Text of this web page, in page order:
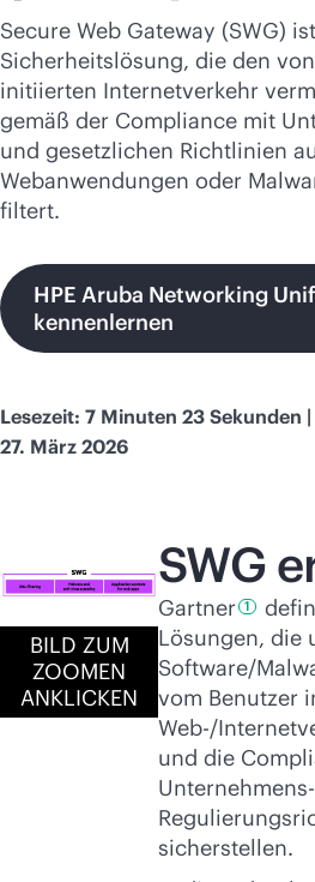
Secure Web Gateway (SWG)
Sicherheitslösung, die den
initiierten Internetverkehr
gemäß der Compliance mit
und gesetzlichen Richtlinien
Webanwendungen oder
filtert.
HPE Aruba Networking
kennenlernen
Lesezeit: 7 Minuten 23 Sekunden
27. März 2026
BILD ZUM
ZOOMEN
ANKLICKEN
SWG
Gartner 1
Lösungen, die
Software/
vom Benutzer
Web-/
und die
sicherstellen.